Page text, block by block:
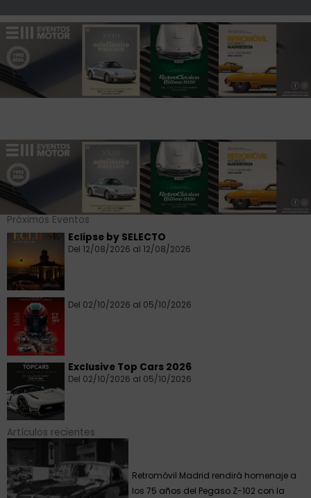
Próximos Eventos
Eclipse by SELECTO
Del 12/08/2026 al 12/08/2026
Del 02/10/2026 al 05/10/2026
Exclusive Top Cars 2026
Del 02/10/2026 al 05/10/2026
Artículos recientes
Retromóvil Madrid rendirá homenaje a
los 75 años del Pegaso Z-102 con la